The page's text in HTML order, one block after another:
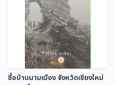
สถาพร พันธุ์มณี
ชื่อบ้านนามเมือง จังหวัดเชียงใหม่